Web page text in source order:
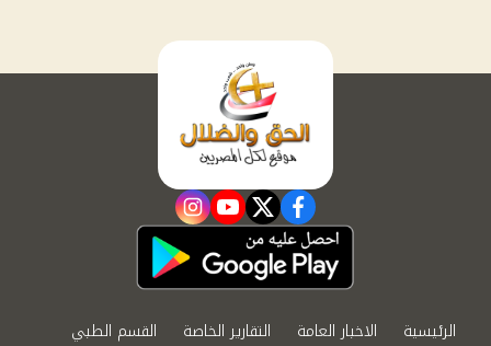
facebook
twitter
youtube
instagram
الرئيسية الاخبار العامة التقارير الخاصة القسم الطبي